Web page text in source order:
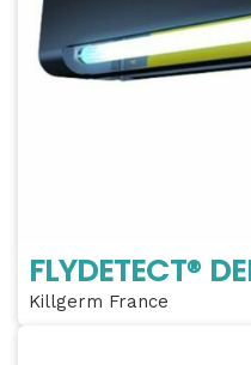
FLYDETECT®
Killgerm France